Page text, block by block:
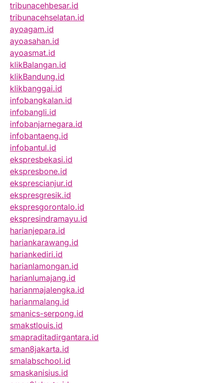
tribunacehbesar.id
tribunacehselatan.id
ayoagam.id
ayoasahan.id
ayoasmat.id
klikBalangan.id
klikBandung.id
klikbanggai.id
infobangkalan.id
infobangli.id
infobanjarnegara.id
infobantaeng.id
infobantul.id
ekspresbekasi.id
ekspresbone.id
eksprescianjur.id
ekspresgresik.id
ekspresgorontalo.id
ekspresindramayu.id
harianjepara.id
hariankarawang.id
hariankediri.id
harianlamongan.id
harianlumajang.id
harianmajalengka.id
harianmalang.id
smanics-serpong.id
smakstlouis.id
smapraditadirgantara.id
sman8jakarta.id
smalabschool.id
smaskanisius.id